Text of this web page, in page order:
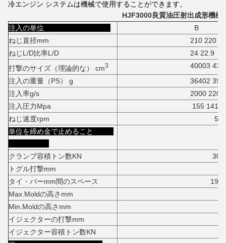
冷エンジン システムは機械で使用することができます。
HJF3000良質油圧射出成形機械
注入の単位
B
ねじ直径mm
210 220
ねじL/D比率L/D
24 22.9
打撃のサイズ（理論的な） cm3
40003
注入の重量（PS） g
36402
注入率g/s
2000 2200
注入圧力Mpa
155 141
ねじ速度rpm
50
単位を締め金で止めること
クランプ容積トン数KN
トグル打撃mm
タイ・バーmm間のスペース
Max.Moldの高さmm
Min.Moldの高さmm
イジェクターの打撃mm
イジェクター容積トン数KN